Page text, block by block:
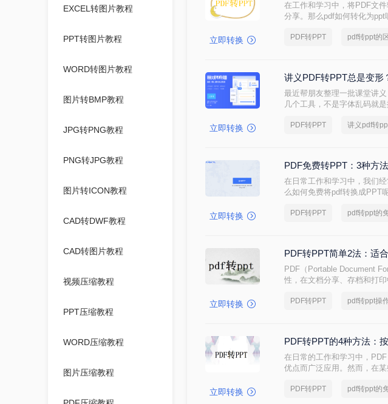
EXCEL转图片教程
PPT转图片教程
WORD转图片教程
图片转BMP教程
JPG转PNG教程
PNG转JPG教程
图片转ICON教程
CAD转DWF教程
CAD转图片教程
视频压缩教程
PPT压缩教程
WORD压缩教程
图片压缩教程
立即转换
在工作和学习中，将PDF文
分享。那么pdf如何转化为
PDF转PPT pdf转ppt的
立即转换
讲义PDF转PPT总是变形
最近帮朋友整理一批课堂讲
几个工具，不是字体乱码就
片的教案——不同情况方法完
PDF转PPT 讲义pdf转
立即转换
PDF免费转PPT：3种方
在日常工作和学习中，我们
么如何免费将pdf转换成PPT
PDF转PPT pdf转ppt的
立即转换
PDF转PPT简单2法：适
PDF（Portable Document
性，在文档分享、存档和打
呢？本文将介绍两种将PDF
PDF转PPT pdf转ppt操
立即转换
PDF转PPT的4种方法：
在日常的工作和学习中，
优点而广泛应用。然而，在
转换那样直接，但通过一些
PDF转PPT pdf转ppt的